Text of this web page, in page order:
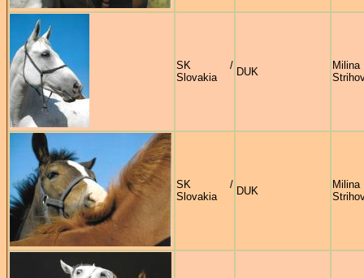
SK /
Slovakia
DUK
Milina
SK /
Slovakia
DUK
Milina